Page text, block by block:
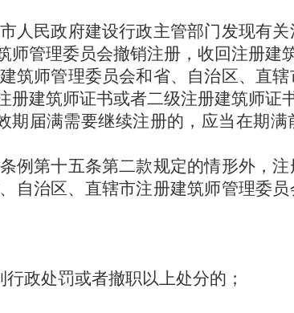
人民政府建设行政主管部门发现有
管理委员会撤销注册，收回注册建
筑师管理委员会和省、自治区、直
册建筑师证书或者二级注册建筑师证
期届满需要继续注册的，应当在期满
例第十五条第二款规定的情形外，
自治区、直辖市注册建筑师管理委
政处罚或者撤职以上处分的；